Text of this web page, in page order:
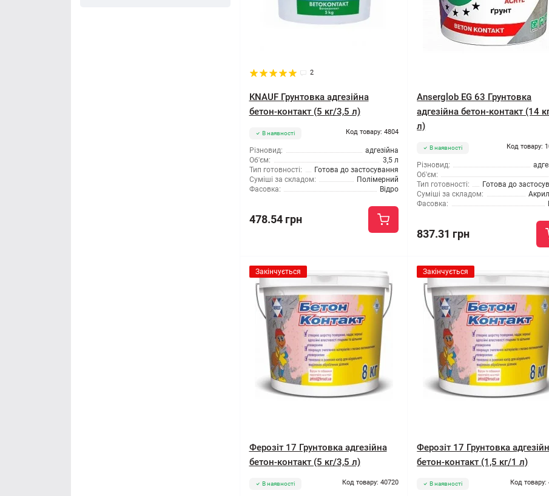
2
KNAUF Грунтовка адгезійна
бетон-контакт (5 кг/3,5 л)
В наявності Код товару: 4804
Різновид:
адгезійна
Об'єм:
3,5 л
Тип готовності:
Готова до застосування
Суміші за складом:
Полімерний
Фасовка:
Відро
478.54 грн
Anserglob EG 63 Грунтовка
адгезійна бетон-контакт (14
л)
В наявності Код товару:
Різновид:
Об'єм:
Тип готовності:
Готова до
Суміші за складом:
Фасовка:
837.31 грн
Закінчується
Ферозіт 17 Грунтовка адгезійна
бетон-контакт (5 кг/3,5 л)
В наявності Код товару: 40720
Закінчується
Ферозіт 17 Грунтовка
бетон-контакт (1,5 кг/1 л)
В наявності Код товару: